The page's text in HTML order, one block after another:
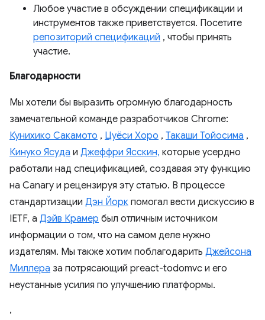
Любое участие в обсуждении спецификации и
инструментов также приветствуется. Посетите
репозиторий спецификаций , чтобы принять
участие.
Благодарности
Мы хотели бы выразить огромную благодарность
замечательной команде разработчиков Chrome:
Кунихико Сакамото , Цуёси Хоро , Такаши Тойосима ,
Кинуко Ясуда и Джеффри Ясскин, которые усердно
работали над спецификацией, создавая эту функцию
на Canary и рецензируя эту статью. В процессе
стандартизации Дэн Йорк помогал вести дискуссию в
IETF, а Дэйв Крамер был отличным источником
информации о том, что на самом деле нужно
издателям. Мы также хотим поблагодарить Джейсона
Миллера за потрясающий preact-todomvc и его
неустанные усилия по улучшению платформы.
,